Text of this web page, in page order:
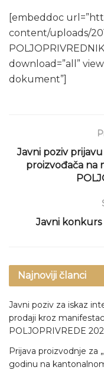
[embeddoc
content/uploads/
download=”all”
dokument”]
Javni poziv
proizvođača na
Javni
Najnoviji članci
Javni poziv za iskaz
prodaji kroz
POLJOPRIVREDE
Prijava proizvodnje za
godinu na